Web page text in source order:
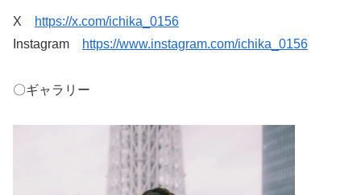
X
https://x.com/ichika_0156
Instagram
https://www.instagram.com/ichika_0156
〇ギャラリー